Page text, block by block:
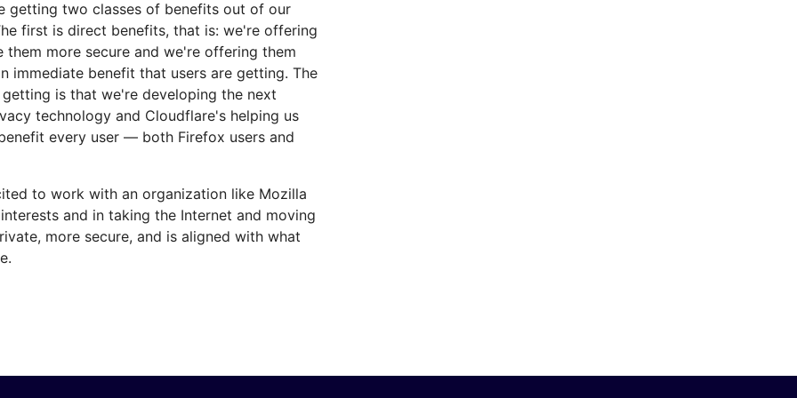
getting two classes of benefits out of our
first is direct benefits, that is: we're offering
more secure and we're offering them
immediate benefit that users are getting. The
is that we're developing the next
technology and Cloudflare's helping us
every user — both Firefox users and
to work with an organization like Mozilla
and in taking the Internet and moving
more secure, and is aligned with what